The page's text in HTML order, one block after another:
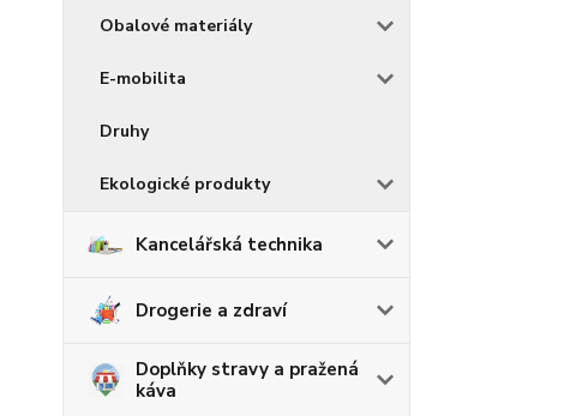
Obalové materiály
E-mobilita
Druhy
Ekologické produkty
Kancelářská technika
Drogerie a zdraví
Doplňky stravy a pražená
káva